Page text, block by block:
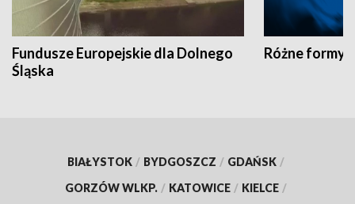
Fundusze Europejskie dla Dolnego
Śląska
Różne formy
BIAŁYSTOK / BYDGOSZCZ / GDAŃSK /
GORZÓW WLKP. / KATOWICE / KIELCE /